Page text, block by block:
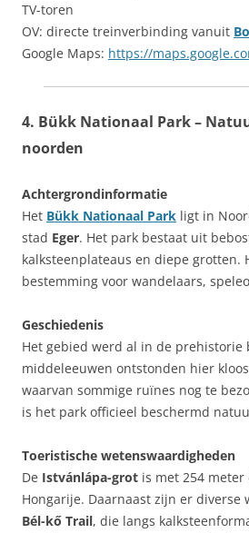
TV-toren
OV: directe treinverbinding vanuit
Google Maps: https://
4. Bükk Nationaal Park –
noorden
Achtergrondinformatie
Het Bükk Nationaal Park ligt in
stad Eger. Het park bestaat uit
kalksteenplateaus en diepe grotten.
bestemming voor wandelaars,
Geschiedenis
Het gebied werd al in de prehistorie
middeleeuwen ontstonden hier
waarvan sommige ruïnes nog te
is het park officieel beschermd
Toeristische wetenswaardigheden
De Istvánlápa-grot is met 254
Hongarije. Daarnaast zijn er diverse
Bél-kő Trail, die langs